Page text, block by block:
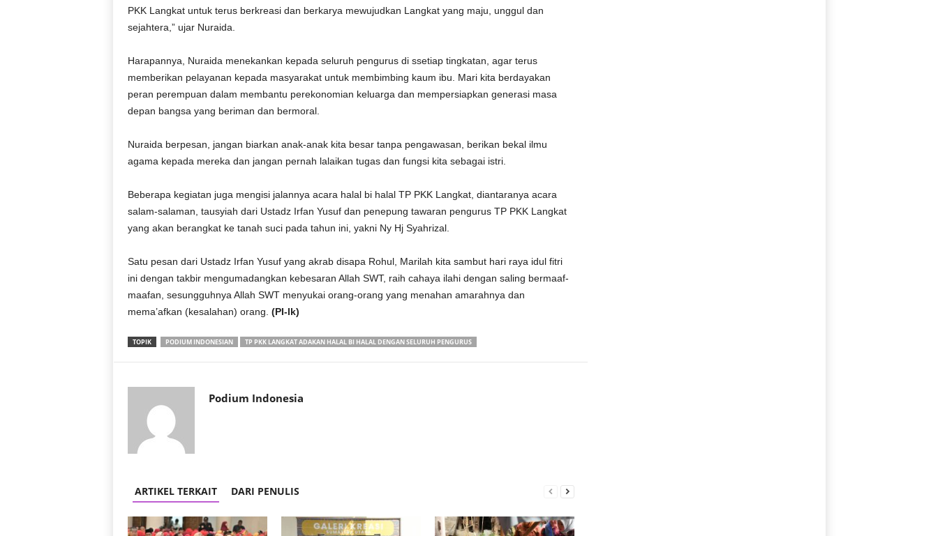
PKK Langkat untuk terus berkreasi dan berkarya mewujudkan Langkat yang maju, unggul dan
sejahtera,” ujar Nuraida.
Harapannya, Nuraida menekankan kepada seluruh pengurus di ssetiap tingkatan, agar terus
memberikan pelayanan kepada masyarakat untuk membimbing kaum ibu. Mari kita berdayakan
peran perempuan dalam membantu perekonomian keluarga dan mempersiapkan generasi masa
depan bangsa yang beriman dan bermoral.
Nuraida berpesan, jangan biarkan anak-anak kita besar tanpa pengawasan, berikan bekal ilmu
agama kepada mereka dan jangan pernah lalaikan tugas dan fungsi kita sebagai istri.
Beberapa kegiatan juga mengisi jalannya acara halal bi halal TP PKK Langkat, diantaranya acara
salam-salaman, tausyiah dari Ustadz Irfan Yusuf dan penepung tawaran pengurus TP PKK Langkat
yang akan berangkat ke tanah suci pada tahun ini, yakni Ny Hj Syahrizal.
Satu pesan dari Ustadz Irfan Yusuf yang akrab disapa Rohul, Marilah kita sambut hari raya idul fitri
ini dengan takbir mengumadangkan kebesaran Allah SWT, raih cahaya ilahi dengan saling bermaaf-
maafan, sesungguhnya Allah SWT menyukai orang-orang yang menahan amarahnya dan
mema’afkan (kesalahan) orang. (PI-lk)
TOPIK PODIUM INDONESIAN TP PKK LANGKAT ADAKAN HALAL BI HALAL DENGAN SELURUH PENGURUS
Podium Indonesia
ARTIKEL TERKAIT DARI PENULIS